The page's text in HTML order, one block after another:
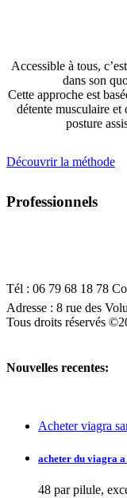
Accessible à tous,
dans son
Cette approche est
détente musculaire
posture
Découvrir la méthode
Professionnels
Tél : 06 79 68 18 78
Adresse : 8 rue des
Tous droits réservés
Nouvelles recentes:
Acheter viagra
acheter du viagra
48 par pilule,